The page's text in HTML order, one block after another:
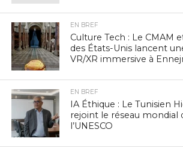
EN BREF
Culture Tech : Le CMAM
des États-Unis lancent
VR/XR immersive à
EN BREF
IA Éthique : Le Tunisien
rejoint le réseau mondial
l’UNESCO